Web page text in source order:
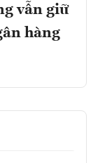
vẫn giữ
hàng